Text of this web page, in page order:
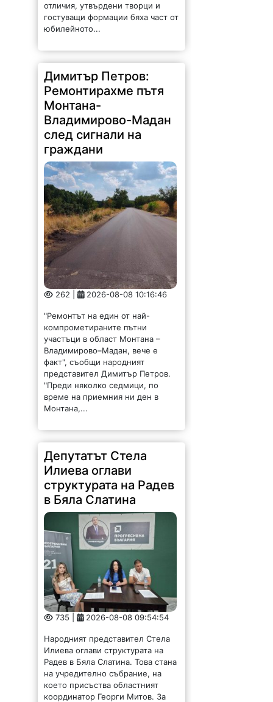
отличия, утвърдени творци и
гостуващи формации бяха част от
юбилейното...
Димитър Петров:
Ремонтирахме пътя
Монтана-
Владимирово-Мадан
след сигнали на
граждани
262 | 2026-08-08 10:16:46
"Ремонтът на един от най-
компрометираните пътни
участъци в област Монтана –
Владимирово–Мадан, вече е
факт", съобщи народният
представител Димитър Петров.
"Преди няколко седмици, по
време на приемния ни ден в
Монтана,...
Депутатът Стела
Илиева оглави
структурата на Радев
в Бяла Слатина
735 | 2026-08-08 09:54:54
Народният представител Стела
Илиева оглави структурата на
Радев в Бяла Слатина. Това стана
на учредително събрание, на
което присъства областният
координатор Георги Митов. За